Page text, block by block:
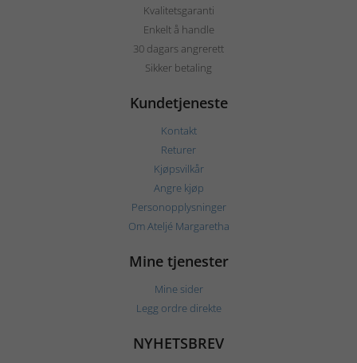
Kvalitetsgaranti
Enkelt å handle
30 dagars angrerett
Sikker betaling
Kundetjeneste
Kontakt
Returer
Kjøpsvilkår
Angre kjøp
Personopplysninger
Om Ateljé Margaretha
Mine tjenester
Mine sider
Legg ordre direkte
NYHETSBREV